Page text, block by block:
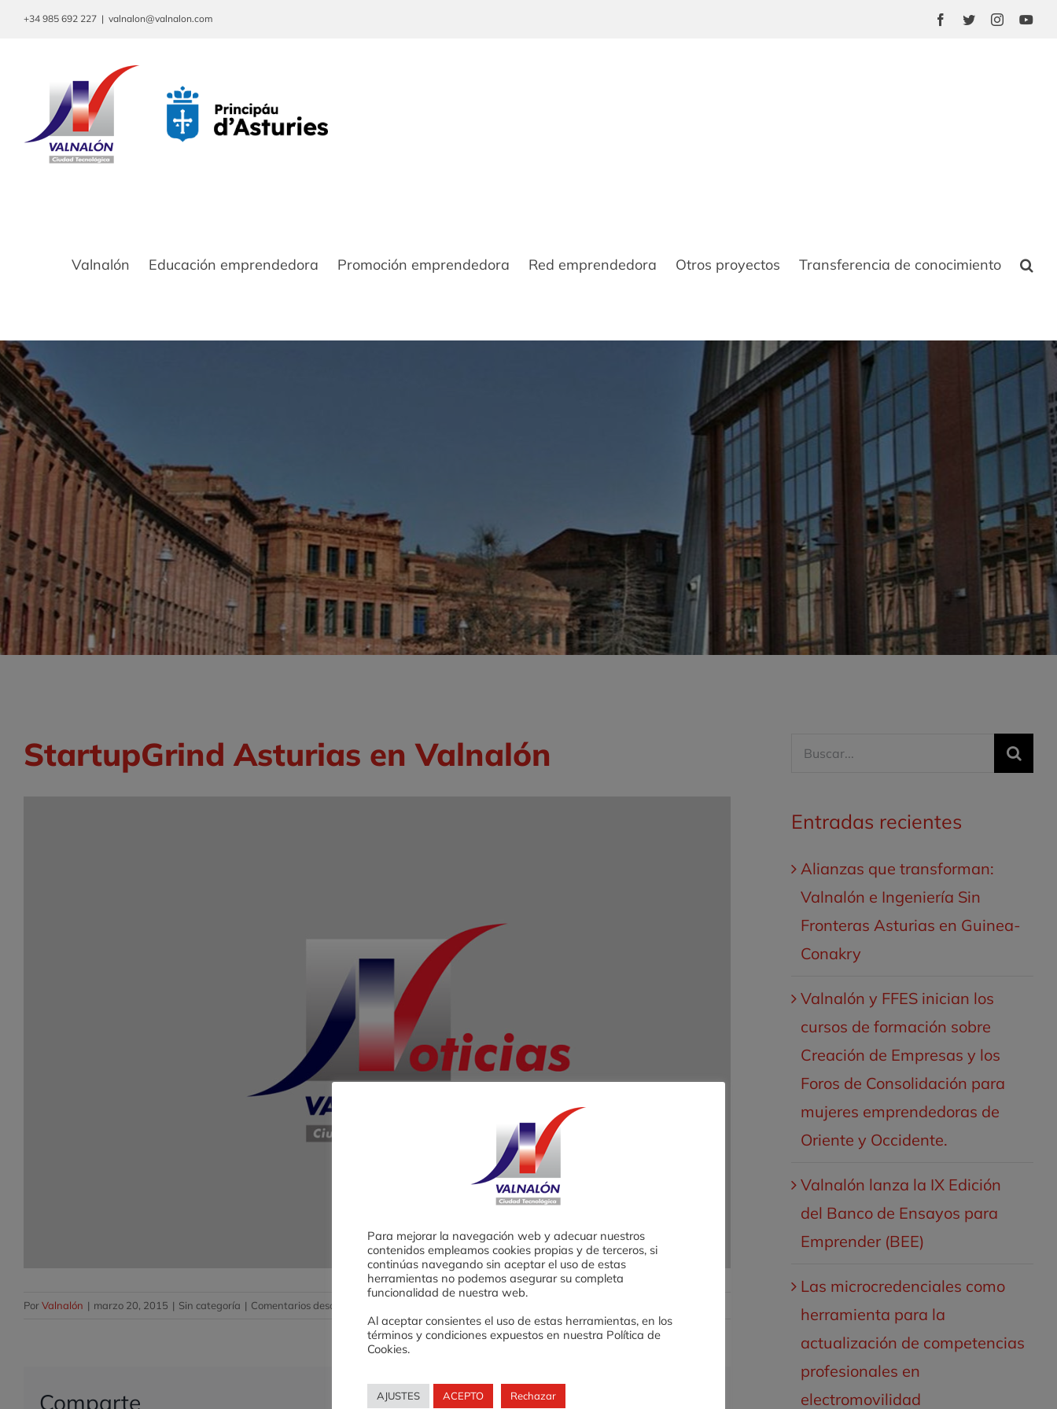
Saltar+34 985 692 227 | valnalon@valnalon.com Facebook
TwitterInstagram
Valnalón Educación emprendedora Promoción emprendedora Red emprendedora Otros proyectos Transferencia de conocimiento
StartupGrind Asturias en Valnalón
PorValnalón | marzo 20, 2015 | Sin categoría | Comentarios desactivados
StartupGrind
Asturias
Comparte
Buscar:
Entradas recientes
Alianzas que transforman:
Valnalón e Ingeniería Sin
Fronteras Asturias en Guinea-
Conakry
Valnalón y FFES inician los
cursos de formación sobre
Creación de Empresas y los
Foros de Consolidación para
mujeres emprendedoras de
Oriente y Occidente.
Valnalón lanza la IX Edición
del Banco de Ensayos para
Emprender (BEE)
Las microcredenciales como
herramienta para la
actualización de competencias
profesionales en
electromovilidad
Para mejorar la navegación web y adecuar nuestros
contenidos empleamos cookies propias y de terceros, si
continúas navegando sin aceptar el uso de estas
herramientas no podemos asegurar su completa
funcionalidad de nuestra web.
Al aceptar consientes el uso de estas herramientas, en los
términos y condiciones expuestos en nuestra Política de
Cookies.
AJUSTES ACEPTO Rechazar